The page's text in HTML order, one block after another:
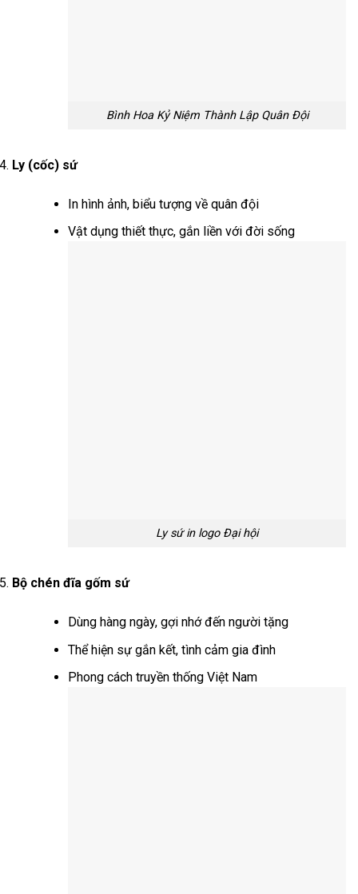
Bình Hoa Kỷ Niệm Thành Lập Quân Đội
Ly (cốc) sứ
In hình ảnh, biểu tượng về quân đội
Vật dụng thiết thực, gắn liền với đời sống
Ly sứ in logo Đại hội
Bộ chén đĩa gốm sứ
Dùng hàng ngày, gợi nhớ đến người tặng
Thể hiện sự gắn kết, tình cảm gia đình
Phong cách truyền thống Việt Nam